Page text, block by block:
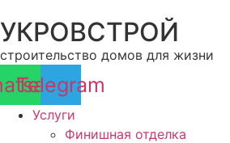
к
УКРОВСТРОЙ
строительство домов для жизни
Telegram
Услуги
Финишная отделка